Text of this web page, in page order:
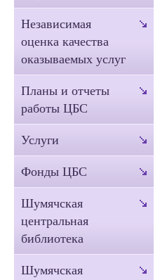
Независимая
оценка качества
оказываемых услуг
Планы и отчеты
работы ЦБС
Услуги
Фонды ЦБС
Шумячская
центральная
библиотека
Шумячская